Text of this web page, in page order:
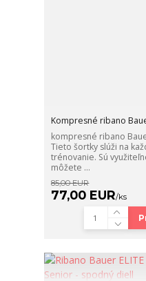
Kompresné ribano
kompresné ribano
Tieto šortky slúži na
trénovanie. Sú
môžete ...
85,00 EUR
77,00 EUR/ks